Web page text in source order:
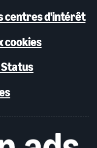
centres d'intérêt
cookies
Status